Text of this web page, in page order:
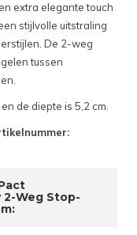
extra elegante touch
stijlvolle uitstraling
De 2-weg
tussen
de diepte is 5,2 cm.
Weg Stop-